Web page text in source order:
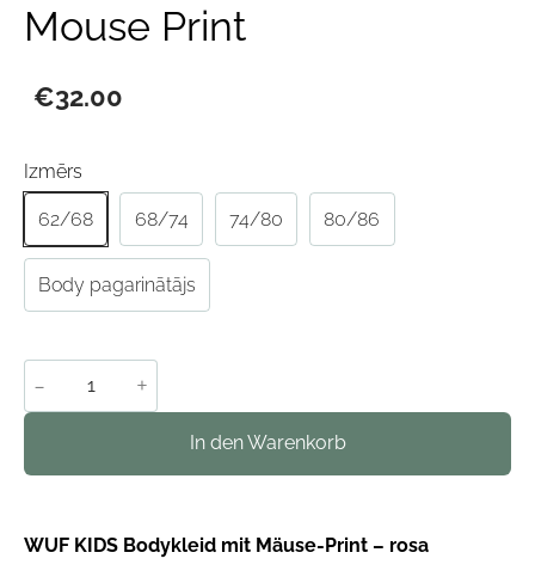
Mouse Print
€32.00
Izmērs
62/68 68/74 74/80 80/86
Body pagarinātājs
- +
In den Warenkorb
WUF KIDS Bodykleid mit Mäuse-Print – rosa